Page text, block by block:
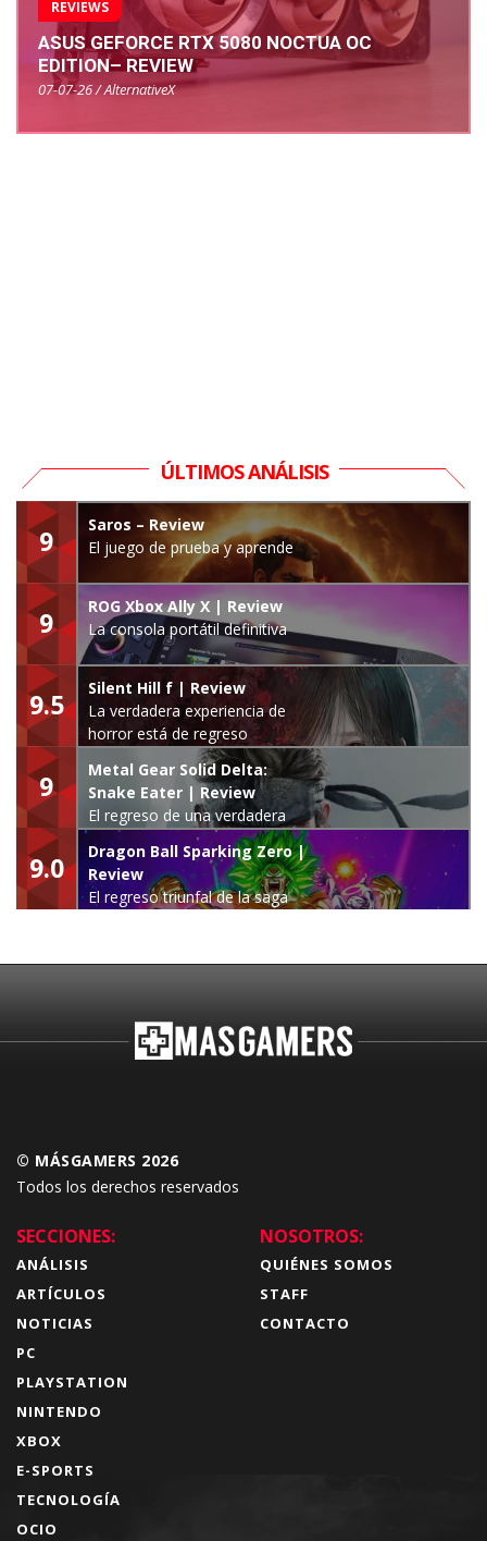
REVIEWS
ASUS GEFORCE RTX 5080 NOCTUA OC
EDITION– REVIEW
07-07-26 / AlternativeX
ÚLTIMOS ANÁLISIS
9
Saros – Review
El juego de prueba y aprende
9
ROG Xbox Ally X | Review
La consola portátil definitiva
9.5
Silent Hill f | Review
La verdadera experiencia de
horror está de regreso
9
Metal Gear Solid Delta:
Snake Eater | Review
El regreso de una verdadera
leyenda
9.0
Dragon Ball Sparking Zero |
Review
El regreso triunfal de la saga
© MÁSGAMERS 2026
Todos los derechos reservados
SECCIONES:
ANÁLISIS
ARTÍCULOS
NOTICIAS
PC
PLAYSTATION
NINTENDO
XBOX
E-SPORTS
TECNOLOGÍA
OCIO
NOSOTROS:
QUIÉNES SOMOS
STAFF
CONTACTO